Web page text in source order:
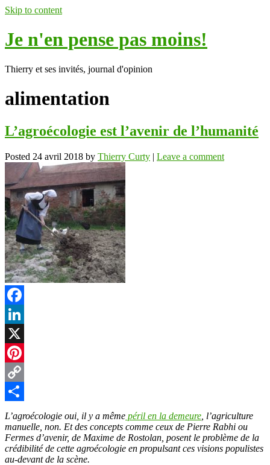
Skip to content
Je n'en pense pas moins!
Thierry et ses invités, journal d'opinion
alimentation
L’agroécologie est l’avenir de l’humanité
Posted 24 avril 2018 by Thierry Curty | Leave a comment
Facebook
LinkedIn
X
Pinterest
Copy
Link
Partager
L’agroécologie oui, il y a même péril en la demeure , l’agriculture
manuelle, non. Et des concepts comme ceux de Pierre Rabhi ou
Fermes d’avenir, de Maxime de Rostolan, posent le problème de la
crédibilité de cette agroécologie en propulsant ces visions populistes
au-devant de la scène.